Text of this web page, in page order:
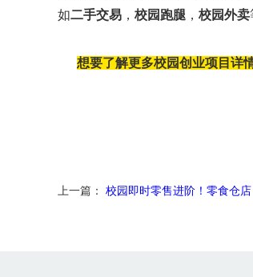
如二手交易 ， 校园跑腿 ， 校园外卖
想要了解更多校园创业项目详
上一篇： 校园即时零售进阶！零食仓店 +